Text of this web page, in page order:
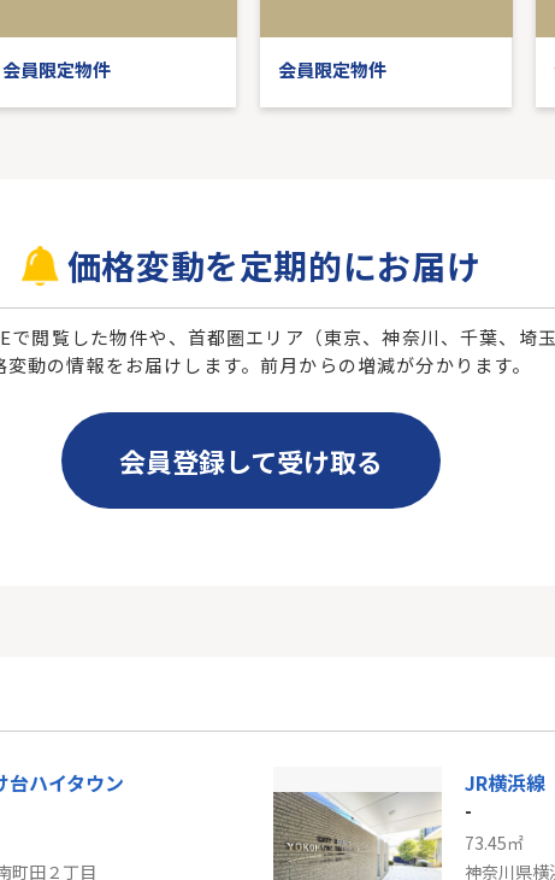
会員限定物件 会員限定物件
価格変動を定期的にお届け
で閲覧した物件や、首都圏エリア（東京、神奈川、千葉、埼
変動の情報をお届けします。前月からの増減が分かります。
会員登録して受け取る
台ハイタウン
町田２丁目
-
73.45㎡
神奈川県横